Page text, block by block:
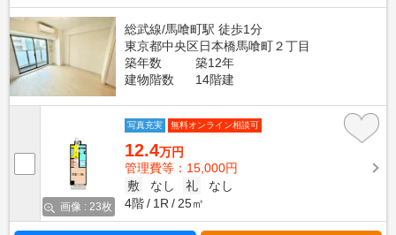
総武線/馬喰町駅 徒歩1分
東京都中央区日本橋馬喰町２丁目
築年数
築12年
建物階数
14階建
画像 : 23枚
写真充実 無料オンライン相談可
12.4万円
管理費等：15,000円
敷
なし 礼
なし
4階
1R 25㎡